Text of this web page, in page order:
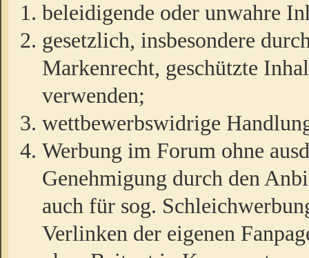
beleidigende oder unwahre
gesetzlich, insbesondere
Markenrecht, geschützte
verwenden;
wettbewerbswidrige
Werbung im Forum ohne
Genehmigung durch den
auch für sog.
Verlinken der eigenen